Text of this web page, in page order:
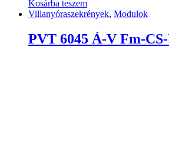
Kosárba teszem
Villanyóraszekrények, Modulok
PVT 6045 Á-V Fm-